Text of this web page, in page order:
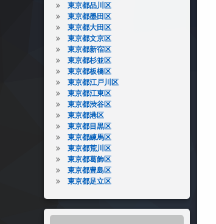
東京都品川区
東京都墨田区
東京都大田区
東京都文京区
東京都新宿区
東京都杉並区
東京都板橋区
東京都江戸川区
東京都江東区
東京都渋谷区
東京都港区
東京都目黒区
東京都練馬区
東京都荒川区
東京都葛飾区
東京都豊島区
東京都足立区